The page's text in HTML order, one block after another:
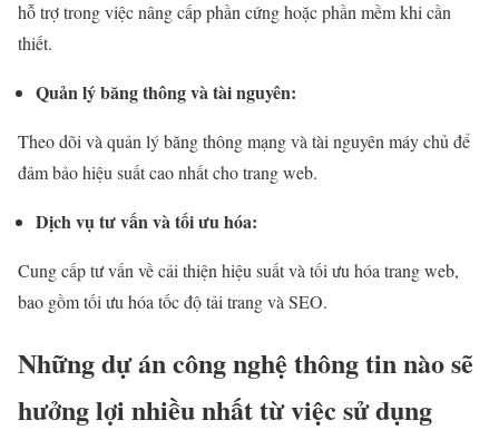
hỗ trợ trong việc nâng cấp phần cứng hoặc phần mềm khi cần
thiết.
Quản lý băng thông và tài nguyên:
Theo dõi và quản lý băng thông mạng và tài nguyên máy chủ để
đảm bảo hiệu suất cao nhất cho trang web.
Dịch vụ tư vấn và tối ưu hóa:
Cung cấp tư vấn về cải thiện hiệu suất và tối ưu hóa trang web,
bao gồm tối ưu hóa tốc độ tải trang và SEO.
Những dự án công nghệ thông tin nào sẽ
hưởng lợi nhiều nhất từ việc sử dụng